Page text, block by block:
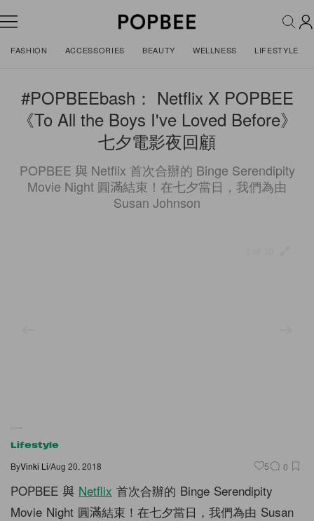
FASHION ACCESSORIES BEAUTY WELLNESS LIFESTYLE
#POPBEEbash： Netflix X POPBEE
《To All the Boys I've Loved Before》
七夕電影夜回顧
POPBEE 與 Netflix 首次合辦的 Binge Serendipity
Movie Night 圓滿結束！在七夕當日，我們為由
Susan Johnson
Lifestyle
ByVinki Li/Aug 20, 2018 5 0
POPBEE 與 Netflix 首次合辦的 Binge Serendipity
Movie Night 圓滿結束！在七夕當日，我們為由 Susan